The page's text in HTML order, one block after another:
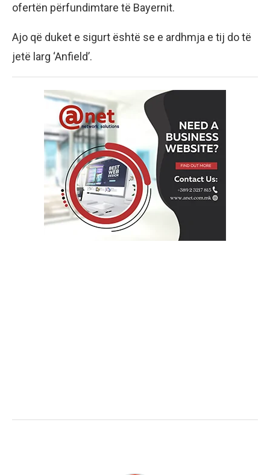
ofertën përfundimtare të Bayernit.
Ajo që duket e sigurt është se e ardhmja e tij do të
jetë larg ‘Anfield’.